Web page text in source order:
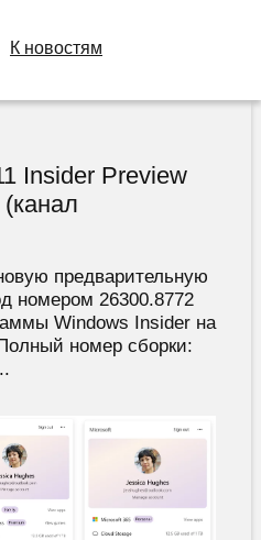
К новостям
Insider Preview
предварительную
номером 26300.8772
Windows Insider на
номер сборки: